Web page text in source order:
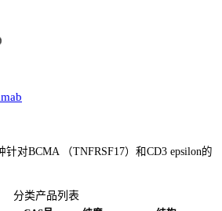
针对BCMA （TNFRSF17）和CD3 epsilon的
分类产品列表